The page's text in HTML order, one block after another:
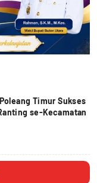
Timur Sukses
se-Kecamatan